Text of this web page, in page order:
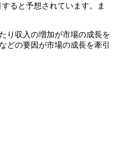
ると予想されています。ま
り収入の増加が市場の成長を
の要因が市場の成長を牽引